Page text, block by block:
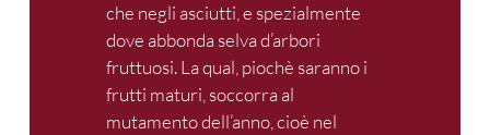
che negli asciutti, e spezialmente
dove abbonda selva d’arbori
fruttuosi. La qual, piochè saranno i
frutti maturi, soccorra al
mutamento dell’anno, cioè nel